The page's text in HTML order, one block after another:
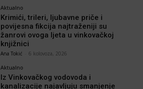
Aktualno
Krimići, trileri, ljubavne priče i
povijesna fikcija najtraženiji su
žanrovi ovoga ljeta u vinkovačkoj
knjižnici
Ana Tokić 6 kolovoza, 2026
Aktualno
Iz Vinkovačkog vodovoda i
kanalizacije najavljuju smanjenje